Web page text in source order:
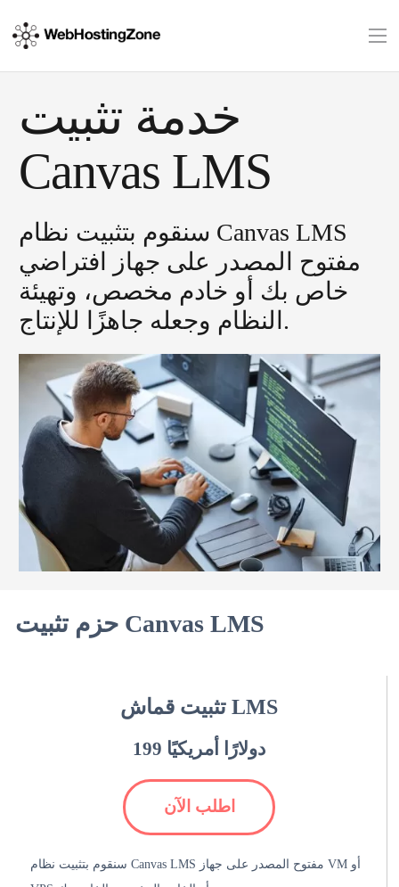
خدمة تثبيت
Canvas LMS
سنقوم بتثبيت نظام Canvas LMS
مفتوح المصدر على جهاز افتراضي
خاص بك أو خادم مخصص، وتهيئة
النظام وجعله جاهزًا للإنتاج.
حزم تثبيت Canvas LMS
تثبيت قماش LMS
199 دولارًا أمريكيًا
اطلب الآن
سنقوم بتثبيت نظام Canvas LMS مفتوح المصدر على جهاز VM أو